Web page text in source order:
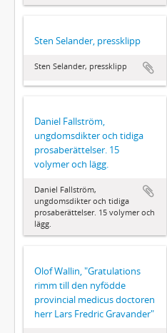
Sten Selander, pressklipp
Sten Selander, pressklipp
Daniel Fallström,
ungdomsdikter och tidiga
prosaberättelser. 15
volymer och lägg.
Daniel Fallström,
ungdomsdikter och tidiga
prosaberättelser. 15 volymer och
lägg.
Olof Wallin, "Gratulations
rimm till den nyfödde
provincial medicus doctoren
herr Lars Fredric Gravander"